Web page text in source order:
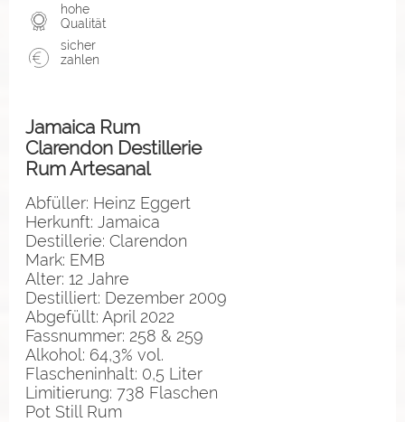
hohe
Qualität
sicher
zahlen
Jamaica Rum
Clarendon Destillerie
Rum Artesanal
Abfüller: Heinz Eggert
Herkunft: Jamaica
Destillerie: Clarendon
Mark: EMB
Alter: 12 Jahre
Destilliert: Dezember 2009
Abgefüllt: April 2022
Fassnummer: 258 & 259
Alkohol: 64,3% vol.
Flascheninhalt: 0,5 Liter
Limitierung: 738 Flaschen
Pot Still Rum